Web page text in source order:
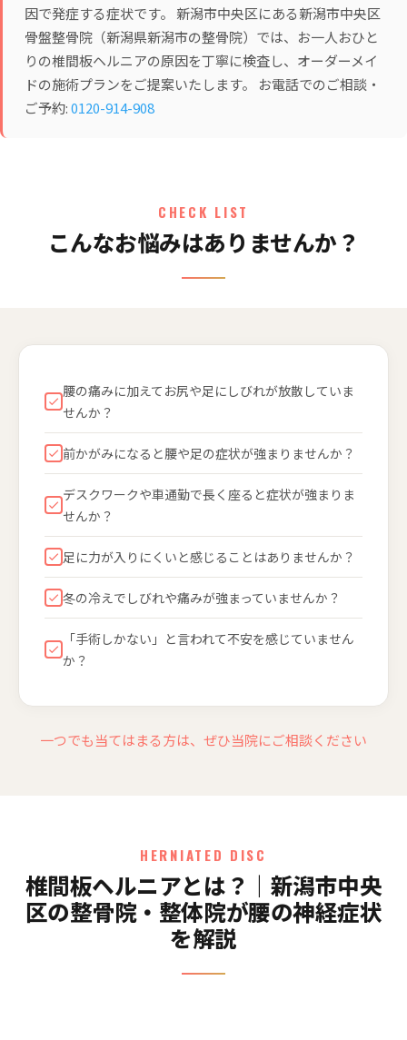
因で発症する症状です。 新潟市中央区にある新潟市中央区
骨盤整骨院（新潟県新潟市の整骨院）では、お一人おひと
りの椎間板ヘルニアの原因を丁寧に検査し、オーダーメイ
ドの施術プランをご提案いたします。 お電話でのご相談・
ご予約:0120-914-908
CHECK LIST
こんなお悩みはありませんか？
腰の痛みに加えてお尻や足にしびれが放散していま
せんか？
前かがみになると腰や足の症状が強まりませんか？
デスクワークや車通勤で長く座ると症状が強まりま
せんか？
足に力が入りにくいと感じることはありませんか？
冬の冷えでしびれや痛みが強まっていませんか？
「手術しかない」と言われて不安を感じていません
か？
一つでも当てはまる方は、ぜひ当院にご相談ください
HERNIATED DISC
椎間板ヘルニアとは？｜新潟市中央
区の整骨院・整体院が腰の神経症状
を解説